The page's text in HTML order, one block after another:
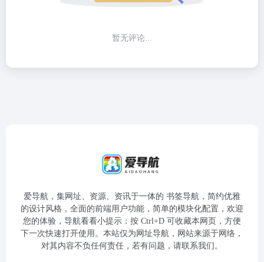
暂无评论...
爱导航，集网址、资源、资讯于一体的 书签导航，简约优雅
的设计风格，全面的前端用户功能，简单的模块化配置，欢迎
您的体验，导航看看小提示：按 Ctrl+D 可收藏本网页，方便
下一次快速打开使用。本站仅为网址导航，网站来源于网络，
对其内容不负任何责任，若有问题，请联系我们。